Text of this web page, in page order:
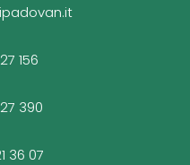
156
390
36 07